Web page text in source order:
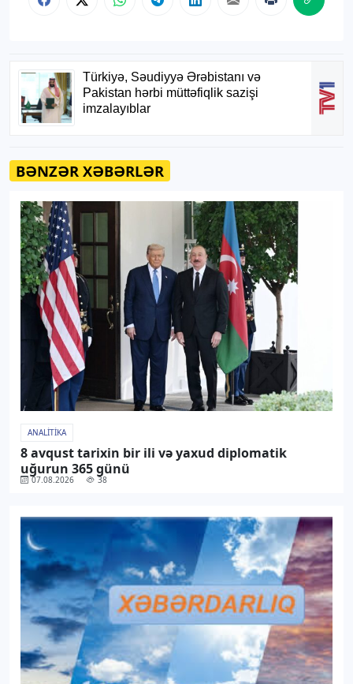
BƏNZƏR XƏBƏRLƏR
ANALITIKA
8 avqust tarixin bir ili və yaxud diplomatik
uğurun 365 günü
07.08.2026 38